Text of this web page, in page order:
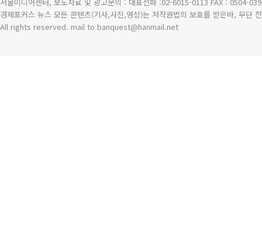
경제포커스 뉴스 모든 콘텐츠(기사,사진,영상)는 저작권법의 보호를 받은바, 무단
All rights reserved. mail to banquest@hanmail.net